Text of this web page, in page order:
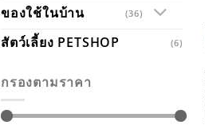
ของใช้ในบ้าน (36)
สัตว์เลี้ยง PETSHOP (6)
กรองตามราคา